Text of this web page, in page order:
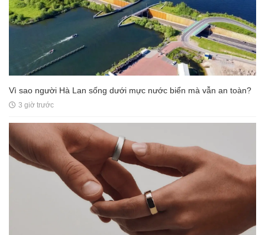
Vì sao người Hà Lan sống dưới mực nước biển mà vẫn an toàn?
3 giờ trước